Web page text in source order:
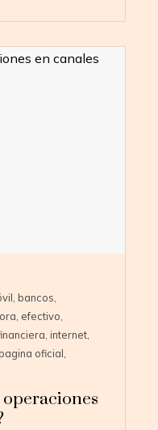
bancos
efectivo
internet
oficial